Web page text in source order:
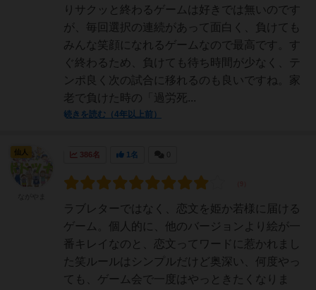
りサクッと終わるゲームは好きでは無いのです
が、毎回選択の連続があって面白く、負けても
みんな笑顔になれるゲームなので最高です。す
ぐ終わるため、負けても待ち時間が少なく、テ
ンポ良く次の試合に移れるのも良いですね。家
老で負けた時の「過労死...
続きを読む（4年以上前）
386名 1名
ラブレターではなく、恋文を姫か若様に届ける
ゲーム。個人的に、他のバージョンより絵が一
番キレイなのと、恋文ってワードに惹かれまし
た笑ルールはシンプルだけど奥深い、何度やっ
ても、ゲーム会で一度はやっときたくなりま
仙人